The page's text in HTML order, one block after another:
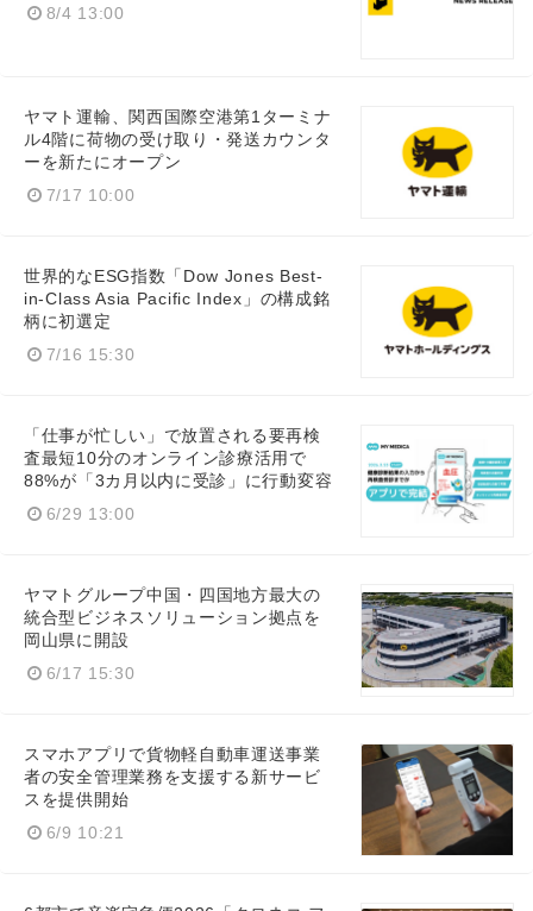
8/4 13:00
ヤマト運輸、関西国際空港第1ターミナ
ル4階に荷物の受け取り・発送カウンタ
ーを新たにオープン
7/17 10:00
世界的なESG指数「Dow Jones Best-
in-Class Asia Pacific Index」の構成銘
柄に初選定
7/16 15:30
「仕事が忙しい」で放置される要再検
査最短10分のオンライン診療活用で
88%が「3カ月以内に受診」に行動変容
6/29 13:00
ヤマトグループ中国・四国地方最大の
統合型ビジネスソリューション拠点を
岡山県に開設
6/17 15:30
スマホアプリで貨物軽自動車運送事業
者の安全管理業務を支援する新サービ
スを提供開始
6/9 10:21